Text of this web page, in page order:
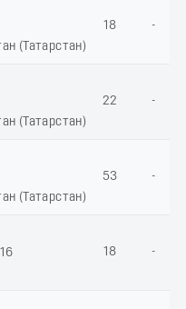
(Татарстан)
18 -
(Татарстан)
22 -
(Татарстан)
53 -
18 -